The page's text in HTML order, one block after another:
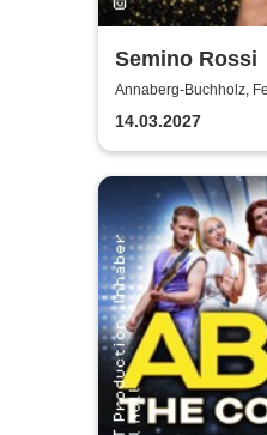
Semino Rossi
Annaberg-Buchholz,
Buchholz
14.03.2027